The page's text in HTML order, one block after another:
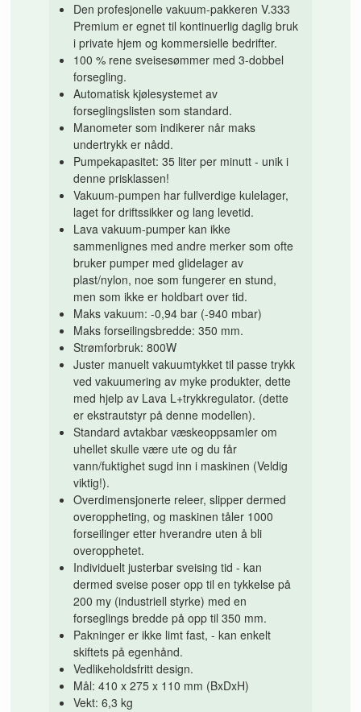
Den profesjonelle vakuum-pakkeren V.333
Premium er egnet til kontinuerlig daglig bruk
i private hjem og kommersielle bedrifter.
100 % rene sveisesømmer med 3-dobbel
forsegling.
Automatisk kjølesystemet av
forseglingslisten som standard.
Manometer som indikerer når maks
undertrykk er nådd.
Pumpekapasitet: 35 liter per minutt - unik i
denne prisklassen!
Vakuum-pumpen har fullverdige kulelager,
laget for driftssikker og lang levetid.
Lava vakuum-pumper kan ikke
sammenlignes med andre merker som ofte
bruker pumper med glidelager av
plast/nylon, noe som fungerer en stund,
men som ikke er holdbart over tid.
Maks vakuum: -0,94 bar (-940 mbar)
Maks forseilingsbredde: 350 mm.
Strømforbruk: 800W
Juster manuelt vakuumtykket til passe trykk
ved vakuumering av myke produkter, dette
med hjelp av Lava L+trykkregulator. (dette
er ekstrautstyr på denne modellen).
Standard avtakbar væskeoppsamler om
uhellet skulle være ute og du får
vann/fuktighet sugd inn i maskinen (Veldig
viktig!).
Overdimensjonerte releer, slipper dermed
overoppheting, og maskinen tåler 1000
forseilinger etter hverandre uten å bli
overopphetet.
Individuelt justerbar sveising tid - kan
dermed sveise poser opp til en tykkelse på
200 my (industriell styrke) med en
forseglings bredde på opp til 350 mm.
Pakninger er ikke limt fast, - kan enkelt
skiftets på egenhånd.
Vedlikeholdsfritt design.
Mål: 410 x 275 x 110 mm (BxDxH)
Vekt: 6,3 kg